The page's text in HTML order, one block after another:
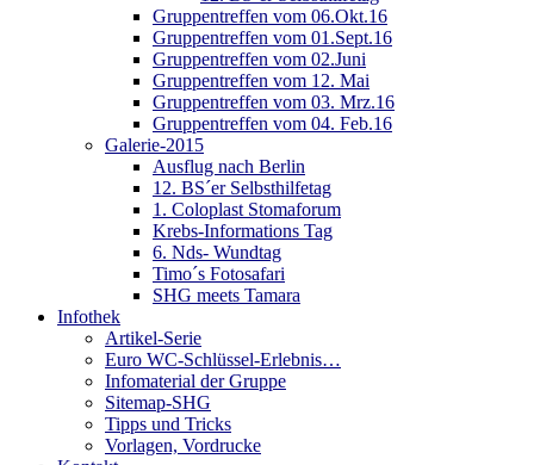
Gruppentreffen vom 06.Okt.16
Gruppentreffen vom 01.Sept.16
Gruppentreffen vom 02.Juni
Gruppentreffen vom 12. Mai
Gruppentreffen vom 03. Mrz.16
Gruppentreffen vom 04. Feb.16
Galerie-2015
Ausflug nach Berlin
12. BS´er Selbsthilfetag
1. Coloplast Stomaforum
Krebs-Informations Tag
6. Nds- Wundtag
Timo´s Fotosafari
SHG meets Tamara
Infothek
Artikel-Serie
Euro WC-Schlüssel-Erlebnis…
Infomaterial der Gruppe
Sitemap-SHG
Tipps und Tricks
Vorlagen, Vordrucke